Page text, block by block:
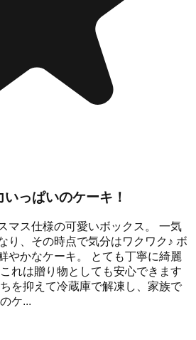
っぱいのケーキ！
マス仕様の可愛いボックス。 一気
り、その時点で気分はワクワク♪ ボ
やかなケーキ。 とても丁寧に綺麗
れは贈り物としても安心できます
を抑えて冷蔵庫で解凍し、家族で
ケ...